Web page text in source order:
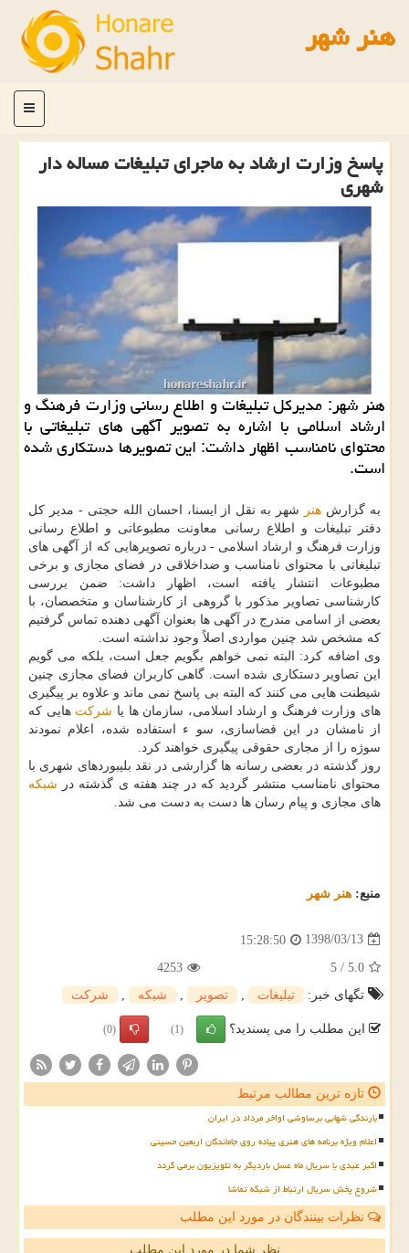
هنر شهر
منو
پاسخ وزارت ارشاد به ماجرای تبلیغات مساله دار
شهری
هنر شهر: مدیركل تبلیغات و اطلاع رسانی وزارت فرهنگ و
ارشاد اسلامی با اشاره به تصویر آگهی های تبلیغاتی با
محتوای نامناسب اظهار داشت: این تصویرها دستكاری شده
است.
به گزارش هنر
شهر به نقل از ایسنا، احسان الله حجتی - مدیر كل
دفتر تبلیغات و اطلاع رسانی معاونت مطبوعاتی و اطلاع رسانی
وزارت فرهنگ و ارشاد اسلامی - درباره تصویرهایی كه از آگهی های
تبلیغاتی با محتوای نامناسب و ضداخلاقی در فضای مجازی و برخی
مطبوعات انتشار یافته است، اظهار داشت: ضمن بررسی
كارشناسی تصاویر مذكور با گروهی از كارشناسان و متخصصان، با
بعضی از اسامی مندرج در آگهی ها بعنوان آگهی دهنده تماس گرفتیم
كه مشخص شد چنین مواردی اصلاً وجود نداشته است.
وی اضافه كرد: البته نمی خواهم بگویم جعل است، بلكه می گویم
این تصاویر دستكاری شده است. گاهی كاربران فضای مجازی چنین
شیطنت هایی می كنند كه البته بی پاسخ نمی ماند و علاوه بر پیگیری
های وزارت فرهنگ و ارشاد اسلامی، سازمان ها یا شركت هایی كه
از نامشان در این فضاسازی، سو ء استفاده شده، اعلام نمودند
سوژه را از مجاری حقوقی پیگیری خواهند كرد.
روز گذشته در بعضی رسانه ها گزارشی در نقد بلیبوردهای شهری با
محتوای نامناسب منتشر گردید كه در چند هفته ی گذشته در شبكه
های مجازی و پیام رسان ها دست به دست می شد.
منبع: هنر شهر
1398/03/13
15:28:50
5.0
/
5
4253
تگهای خبر:
تبلیغات تصویر شبكه شركت
این مطلب را می پسندید؟ (1)
(0)
تازه ترین مطالب مرتبط
بارندگی شهابی برساوشی اواخر مرداد در ایران
اعلام ویژه برنامه های هنری پیاده روی جاماندگان اربعین حسینی
اکبر عبدی با سریال ماه عسل باردیگر به تلویزیون برمی گردد
شروع پخش سریال ارتباط از شبکه تماشا
نظرات بینندگان در مورد این مطلب
نظر شما در مورد این مطلب